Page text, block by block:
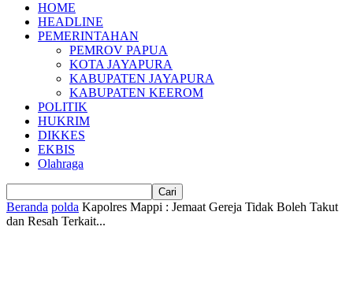
HOME
HEADLINE
PEMERINTAHAN
PEMROV PAPUA
KOTA JAYAPURA
KABUPATEN JAYAPURA
KABUPATEN KEEROM
POLITIK
HUKRIM
DIKKES
EKBIS
Olahraga
Beranda polda Kapolres Mappi : Jemaat Gereja Tidak Boleh Takut
dan Resah Terkait...